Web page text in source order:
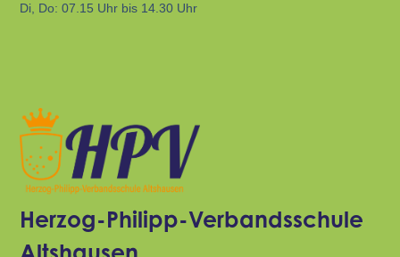
Herzog-Philipp-Verbandsschule
Di, Do: 07.15 Uhr bis 14.30 Uhr